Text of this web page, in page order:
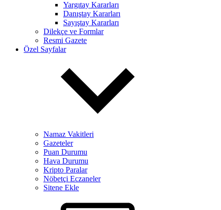
Yargıtay Kararları
Danıştay Kararları
Sayıştay Kararları
Dilekçe ve Formlar
Resmi Gazete
Özel Sayfalar
Namaz Vakitleri
Gazeteler
Puan Durumu
Hava Durumu
Kripto Paralar
Nöbetçi Eczaneler
Sitene Ekle